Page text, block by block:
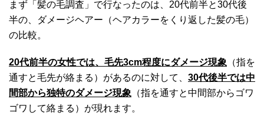
まず「髪の毛調査」で行なったのは、20代前半と30代後
半の、ダメージヘアー（ヘアカラーをくり返した髪の毛）
の比較。
20代前半の女性では、毛先3cm程度にダメージ現象 （指を
通すと毛先が絡まる）があるのに対して、 30代後半では中
間部から独特のダメージ現象 （指を通すと中間部からゴワ
ゴワして絡まる）が現れます。